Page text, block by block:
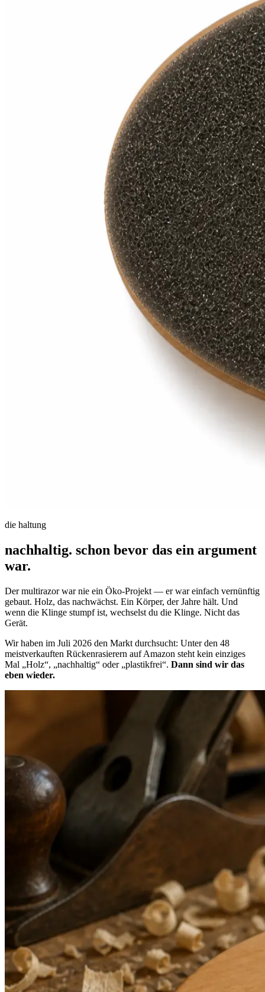
die haltung
nachhaltig. schon bevor das ein argument
war.
Der multirazor war nie ein Öko-Projekt — er war einfach vernünftig
gebaut. Holz, das nachwächst. Ein Körper, der Jahre hält. Und
wenn die Klinge stumpf ist, wechselst du die Klinge. Nicht das
Gerät.
Wir haben im Juli 2026 den Markt durchsucht: Unter den 48
meistverkauften Rückenrasierern auf Amazon steht kein einziges
Mal „Holz“, „nachhaltig“ oder „plastikfrei“. Dann sind wir das
eben wieder.